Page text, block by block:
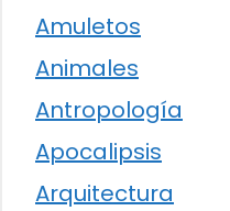
Amuletos
Animales
Antropología
Apocalipsis
Arquitectura